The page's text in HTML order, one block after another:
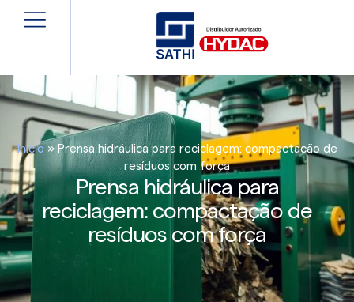
Início » Prensa hidráulica para reciclagem: compactação de
resíduos com força
Prensa hidráulica para
reciclagem: compactação de
resíduos com força